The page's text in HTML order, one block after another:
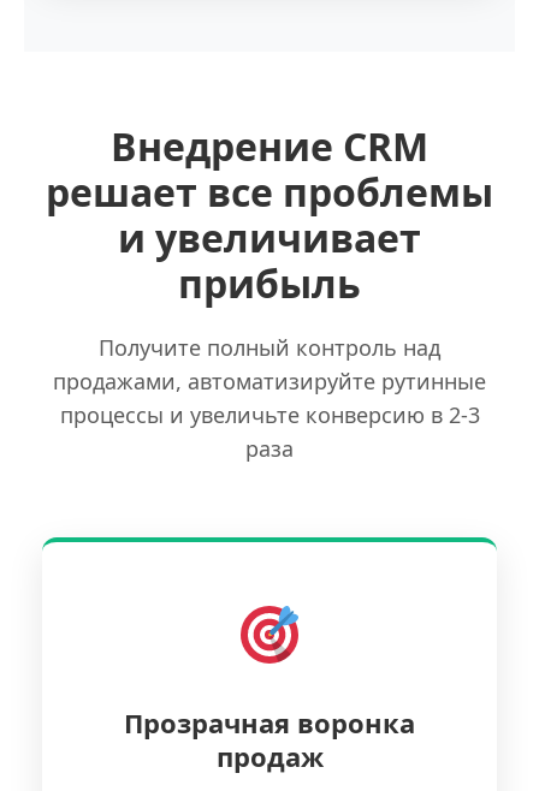
Внедрение CRM
решает все проблемы
и увеличивает
прибыль
Получите полный контроль над
продажами, автоматизируйте рутинные
процессы и увеличьте конверсию в 2-3
раза
Прозрачная воронка
продаж